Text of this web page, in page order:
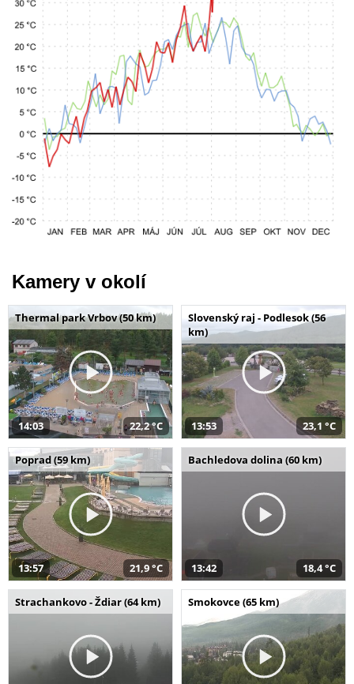
Kamery v okolí
Thermal park Vrbov (50 km)
14:03 22,2 °C
Slovenský raj - Podlesok (56
km)
13:53 23,1 °C
Poprad (59 km)
13:57 21,9 °C
Bachledova dolina (60 km)
13:42 18,4 °C
Strachankovo - Ždiar (64 km) Smokovce (65 km)